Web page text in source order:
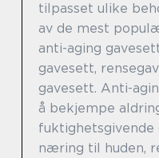
tilpasset ulike
av de mest
anti-aging
gavesett,
gavesett. Anti-
å bekjempe
næring til huden,